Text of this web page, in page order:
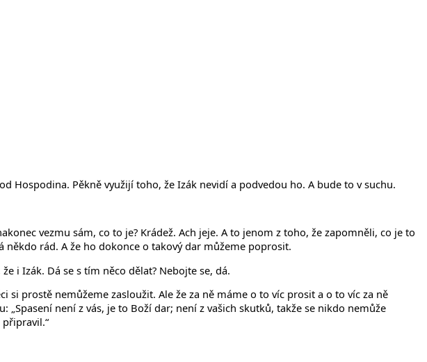
Hospodina. Pěkně využijí toho, že Izák nevidí a podvedou ho. A bude to v suchu.
vezmu sám, co to je? Krádež. Ach jeje. A to jenom z toho, že zapomněli, co je to
rád. A že ho dokonce o takový dar můžeme poprosit.
i Izák. Dá se s tím něco dělat? Nebojte se, dá.
si prostě nemůžeme zasloužit. Ale že za ně máme o to víc prosit a o to víc za ně
není z vás, je to Boží dar; není z vašich skutků, takže se nikdo nemůže